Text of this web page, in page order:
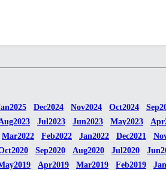
Dec2024 Nov2024 Oct2024
Jul2023 Jun2023 May2023
Mar2022 Feb2022 Jan2022 Dec2021
Sep2020 Aug2020 Jul2020
Apr2019 Mar2019 Feb2019